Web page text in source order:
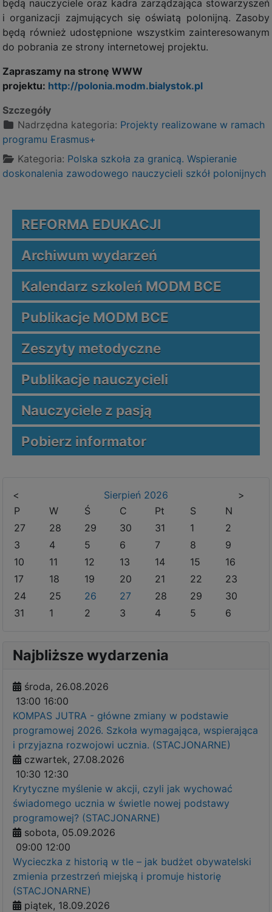
będą nauczyciele oraz kadra zarządzająca stowarzyszeń
i organizacji zajmujących się oświatą polonijną. Zasoby
będą również udostępnione wszystkim zainteresowanym
do pobrania ze strony internetowej projektu.
Zapraszamy na stronę WWW
projektu: http://polonia.modm.bialystok.pl
Szczegóły
Nadrzędna kategoria: Projekty realizowane w ramach
programu Erasmus+
Kategoria: Polska szkoła za granicą. Wspieranie
doskonalenia zawodowego nauczycieli szkół polonijnych
REFORMA EDUKACJI
Archiwum wydarzeń
Kalendarz szkoleń MODM BCE
Publikacje MODM BCE
Zeszyty metodyczne
Publikacje nauczycieli
Nauczyciele z pasją
Pobierz informator
< Sierpień 2026
>
P
W Ś C Pt S
N
27
28 29 30 31 1
2
3
4 5 6 7 8
9
10
11 12 13 14 15
16
17
18 19 20 21 22
23
24
25 26 27 28 29
30
31
1 2 3 4 5 6
Najbliższe wydarzenia
środa, 26.08.2026
13:00 16:00
KOMPAS JUTRA - główne zmiany w podstawie
programowej 2026. Szkoła wymagająca, wspierająca
i przyjazna rozwojowi ucznia. (STACJONARNE)
czwartek, 27.08.2026
10:30 12:30
Krytyczne myślenie w akcji, czyli jak wychować
świadomego ucznia w świetle nowej podstawy
programowej? (STACJONARNE)
sobota, 05.09.2026
09:00 12:00
Wycieczka z historią w tle – jak budżet obywatelski
zmienia przestrzeń miejską i promuje historię
(STACJONARNE)
piątek, 18.09.2026